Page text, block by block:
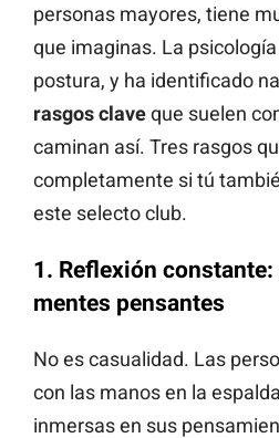
personas mayores, tiene
que imaginas. La
postura, y ha identificado
rasgos claveque suelen
caminan así. Tres rasgos
completamente si tú
este selecto club.
1. Reflexión
mentes pensantes
No es casualidad. Las
con las manos en la
inmersas en sus